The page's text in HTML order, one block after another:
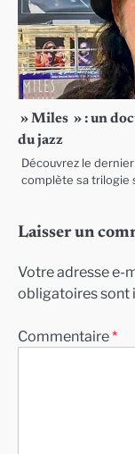
» Miles » : un
du jazz
Découvrez le
complète sa trilogie
Laisser un
Votre adresse e-
obligatoires sont
Commentaire*